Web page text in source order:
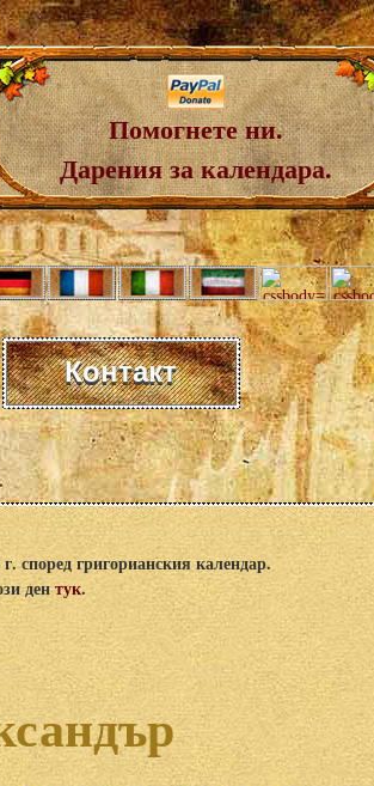
Помогнете ни.
Дарения за календара.
Контакт
според григорианския календар.
дентук.